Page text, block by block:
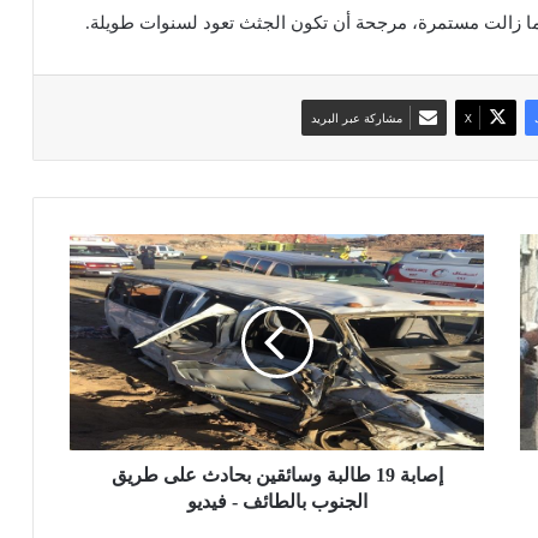
زالت مستمرة، مرجحة أن تكون الجثث تعود لسنوات طويلة.
‫X مشاركة عبر البريد
إ
ص
ا
ب
ة
1
9
ط
ا
إصابة 19 طالبة وسائقين بحادث على طريق
الجنوب بالطائف - فيديو